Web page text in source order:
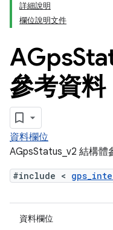
詳細說明
欄位說明文件
AGps
參考資料
資料欄位
AGpsStatus_v2 結構體
#include <
資料欄位